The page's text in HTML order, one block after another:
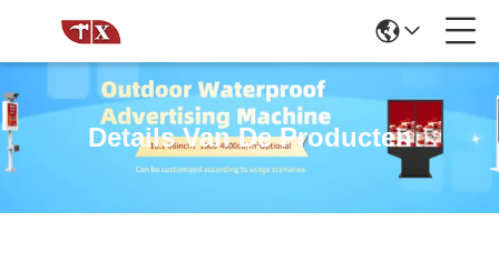
Details Van De Producten